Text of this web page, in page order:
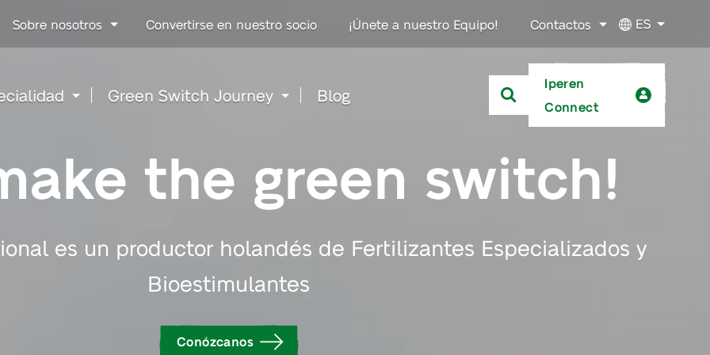
to
Sobre nosotros Convertirse en nuestro socio ¡Únete a nuestro Equipo! Contactos ES
Green Switch Journey Blog
Iperen
Connect
the green switch!
es un productor holandés de Fertilizantes Especializados y
Bioestimulantes
Conózcanos